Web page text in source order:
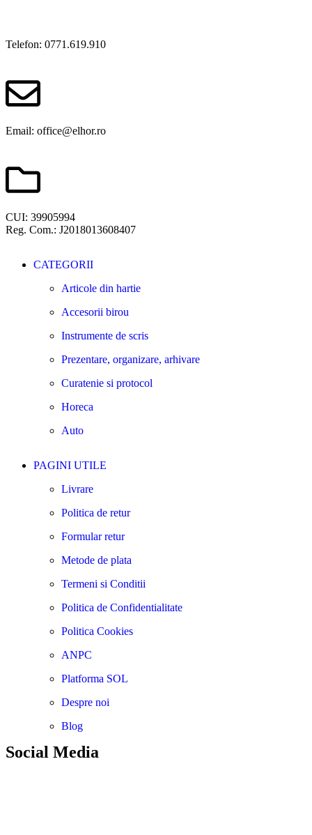
Telefon: 0771.619.910
Email: office@elhor.ro
CUI: 39905994
Reg. Com.: J2018013608407
CATEGORII
Articole din hartie
Accesorii birou
Instrumente de scris
Prezentare, organizare, arhivare
Curatenie si protocol
Horeca
Auto
PAGINI UTILE
Livrare
Politica de retur
Formular retur
Metode de plata
Termeni si Conditii
Politica de Confidentialitate
Politica Cookies
ANPC
Platforma SOL
Despre noi
Blog
Social Media